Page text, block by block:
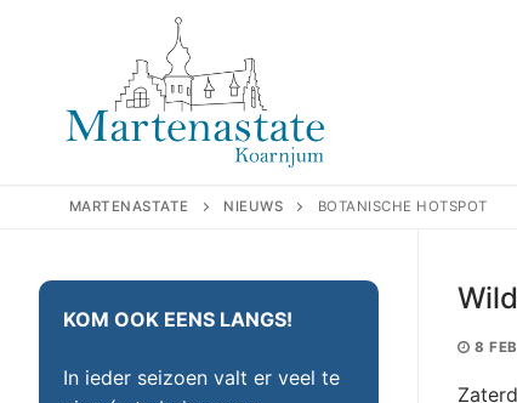
MARTENASTATE NIEUWS BOTANISCHE HOTSPOT
8
KOM OOK EENS LANGS!
In ieder seizoen valt er veel te